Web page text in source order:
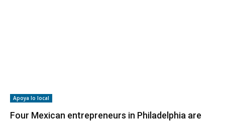
Apoya lo local
Four Mexican entrepreneurs in Philadelphia are